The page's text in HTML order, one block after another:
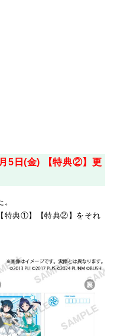
5日(金) 【特典②】更
特典①】【特典②】をそれ